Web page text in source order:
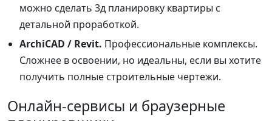
можно сделать 3д планировку квартиры с
детальной проработкой.
ArchiCAD / Revit. Профессиональные комплексы.
Сложнее в освоении, но идеальны, если вы хотите
получить полные строительные чертежи.
Онлайн-сервисы и браузерные